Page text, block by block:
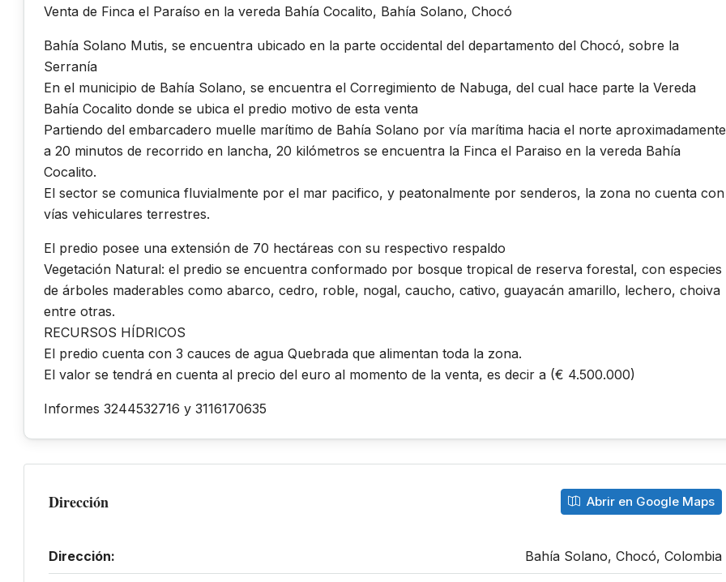
Venta de Finca el Paraíso en la vereda Bahía Cocalito, Bahía Solano, Chocó
Bahía Solano Mutis, se encuentra ubicado en la parte occidental del departamento del Chocó, sobre la
Serranía
En el municipio de Bahía Solano, se encuentra el Corregimiento de Nabuga, del cual hace parte la Vereda
Bahía Cocalito donde se ubica el predio motivo de esta venta
Partiendo del embarcadero muelle marítimo de Bahía Solano por vía marítima hacia el norte aproximadamente
a 20 minutos de recorrido en lancha, 20 kilómetros se encuentra la Finca el Paraiso en la vereda Bahía
Cocalito.
El sector se comunica fluvialmente por el mar pacifico, y peatonalmente por senderos, la zona no cuenta con
vías vehiculares terrestres.
El predio posee una extensión de 70 hectáreas con su respectivo respaldo
Vegetación Natural: el predio se encuentra conformado por bosque tropical de reserva forestal, con especies
de árboles maderables como abarco, cedro, roble, nogal, caucho, cativo, guayacán amarillo, lechero, choiva
entre otras.
RECURSOS HÍDRICOS
El predio cuenta con 3 cauces de agua Quebrada que alimentan toda la zona.
El valor se tendrá en cuenta al precio del euro al momento de la venta, es decir a (€ 4.500.000)
Informes 3244532716 y 3116170635
Dirección Abrir en Google Maps
Dirección: Bahía Solano, Chocó, Colombia